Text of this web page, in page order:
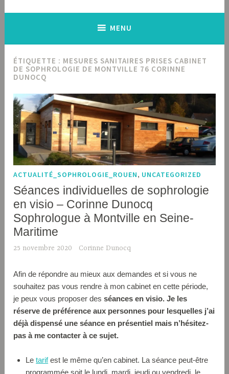
MENU
ÉTIQUETTE : MESURES SANITAIRES PRISES CABINET
DE SOPHROLOGIE DE MONTVILLE 76 CORINNE
DUNOCQ
ACTUALITÉ_SOPHROLOGIE_ROUEN, UNCATEGORIZED
Séances individuelles de sophrologie
en visio – Corinne Dunocq
Sophrologue à Montville en Seine-
Maritime
25 novembre 2020 Corinne Dunocq
Afin de répondre au mieux aux demandes et si vous ne
souhaitez pas vous rendre à mon cabinet en cette période,
je peux vous proposer desséances en visio. Je les
réserve de préférence aux personnes pour lesquelles j’ai
déjà dispensé une séance en présentiel mais n’hésitez-
pas à me contacter à ce sujet.
Letarifest le même qu’en cabinet. La séance peut-être
programmée soit le lundi, mardi, jeudi ou vendredi, le